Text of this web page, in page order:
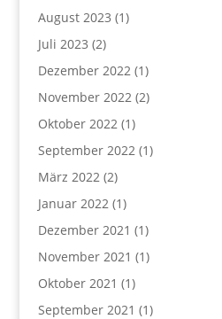
August 2023 (1)
Juli 2023 (2)
Dezember 2022(1)
November 2022(2)
Oktober 2022(1)
September 2022(1)
März 2022(2)
Januar 2022(1)
Dezember 2021 (1)
November 2021 (1)
Oktober 2021 (1)
September 2021 (1)